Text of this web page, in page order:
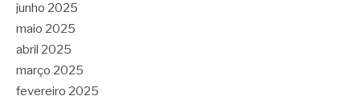
junho 2025
maio 2025
abril 2025
março 2025
fevereiro 2025